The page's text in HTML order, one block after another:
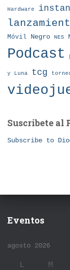
Hardware
Móvil Negro NES
Podcast
y Luna tcg
Suscribete al
Subscribe to
Eventos
agosto 2026
L M